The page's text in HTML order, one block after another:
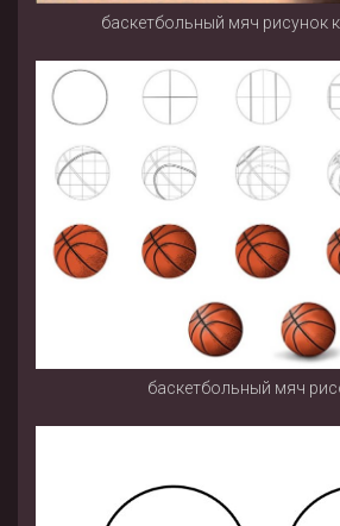
баскетбольный мяч рисунок
баскетбольный мяч